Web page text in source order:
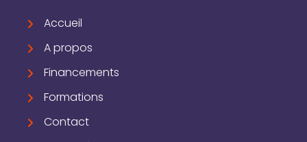
Accueil
A propos
Financements
Formations
Contact